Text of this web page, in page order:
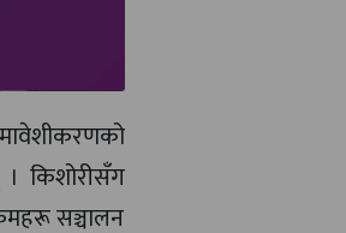
। किशोरीसँग
सञ्चालन